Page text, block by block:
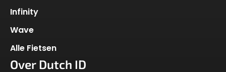
Infinity
Wave
Alle Fietsen
Over Dutch ID